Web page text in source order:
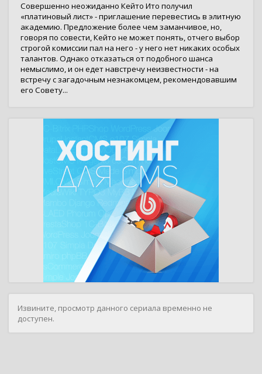
Совершенно неожиданно Кейто Ито получил
«платиновый лист» - приглашение перевестись в элитную
академию. Предложение более чем заманчивое, но,
говоря по совести, Кейто не может понять, отчего выбор
строгой комиссии пал на него - у него нет никаких особых
талантов. Однако отказаться от подобного шанса
немыслимо, и он едет навстречу неизвестности - на
встречу с загадочным незнакомцем, рекомендовавшим
его Совету...
Извините, просмотр данного сериала временно не
доступен.